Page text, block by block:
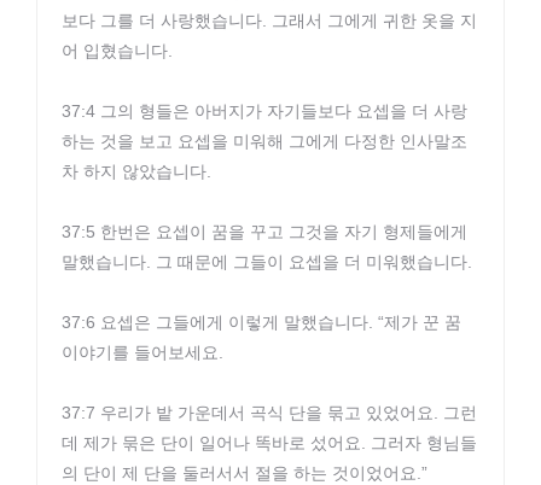
보다 그를 더 사랑했습니다. 그래서 그에게 귀한 옷을 지
어 입혔습니다.
37:4 그의 형들은 아버지가 자기들보다 요셉을 더 사랑
하는 것을 보고 요셉을 미워해 그에게 다정한 인사말조
차 하지 않았습니다.
37:5 한번은 요셉이 꿈을 꾸고 그것을 자기 형제들에게
말했습니다. 그 때문에 그들이 요셉을 더 미워했습니다.
37:6 요셉은 그들에게 이렇게 말했습니다. “제가 꾼 꿈
이야기를 들어보세요.
37:7 우리가 밭 가운데서 곡식 단을 묶고 있었어요. 그런
데 제가 묶은 단이 일어나 똑바로 섰어요. 그러자 형님들
의 단이 제 단을 둘러서서 절을 하는 것이었어요.”